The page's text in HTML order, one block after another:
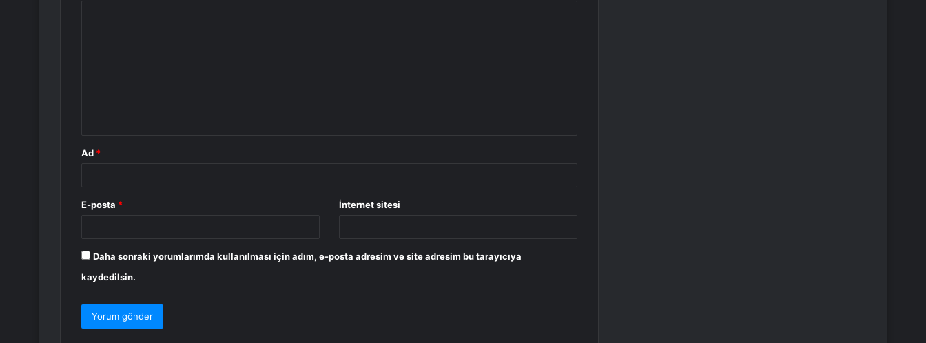
Ad *
E-posta * İnternet sitesi
Daha sonraki yorumlarımda kullanılması için adım, e-posta adresim ve site adresim bu tarayıcıya
kaydedilsin.